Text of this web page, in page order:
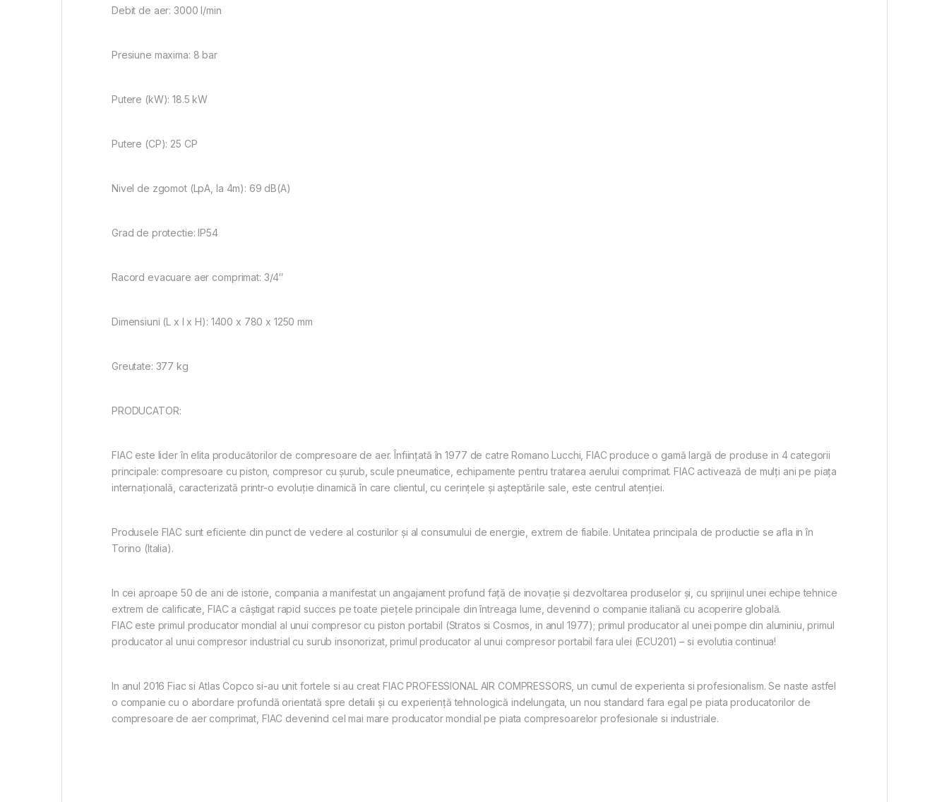
Debit de aer: 3000 l/min
Presiune maxima: 8 bar
Putere (kW): 18.5 kW
Putere (CP): 25 CP
Nivel de zgomot (LpA, la 4m): 69 dB(A)
Grad de protectie: IP54
Racord evacuare aer comprimat: 3/4″
Dimensiuni (L x l x H): 1400 x 780 x 1250 mm
Greutate: 377 kg
PRODUCATOR:
FIAC este lider în elita producătorilor de compresoare de aer. Înființată în 1977 de catre Romano Lucchi, FIAC produce o gamă largă de produse in 4 categorii
principale: compresoare cu piston, compresor cu șurub, scule pneumatice, echipamente pentru tratarea aerului comprimat. FIAC activează de mulți ani pe piața
internațională, caracterizată printr-o evoluție dinamică în care clientul, cu cerințele și așteptările sale, este centrul atenției.
Produsele FIAC sunt eficiente din punct de vedere al costurilor și al consumului de energie, extrem de fiabile. Unitatea principala de productie se afla in în
Torino (Italia).
In cei aproape 50 de ani de istorie, compania a manifestat un angajament profund față de inovație și dezvoltarea produselor și, cu sprijinul unei echipe tehnice
extrem de calificate, FIAC a câștigat rapid succes pe toate piețele principale din întreaga lume, devenind o companie italiană cu acoperire globală.
FIAC este primul producator mondial al unui compresor cu piston portabil (Stratos si Cosmos, in anul 1977); primul producator al unei pompe din aluminiu, primul
producator al unui compresor industrial cu surub insonorizat, primul producator al unui compresor portabil fara ulei (ECU201) – si evolutia continua!
In anul 2016 Fiac si Atlas Copco si-au unit fortele si au creat FIAC PROFESSIONAL AIR COMPRESSORS, un cumul de experienta si profesionalism. Se naste astfel
o companie cu o abordare profundă orientată spre detalii și cu experiență tehnologică indelungata, un nou standard fara egal pe piata producatorilor de
compresoare de aer comprimat, FIAC devenind cel mai mare producator mondial pe piata compresoarelor profesionale si industriale.